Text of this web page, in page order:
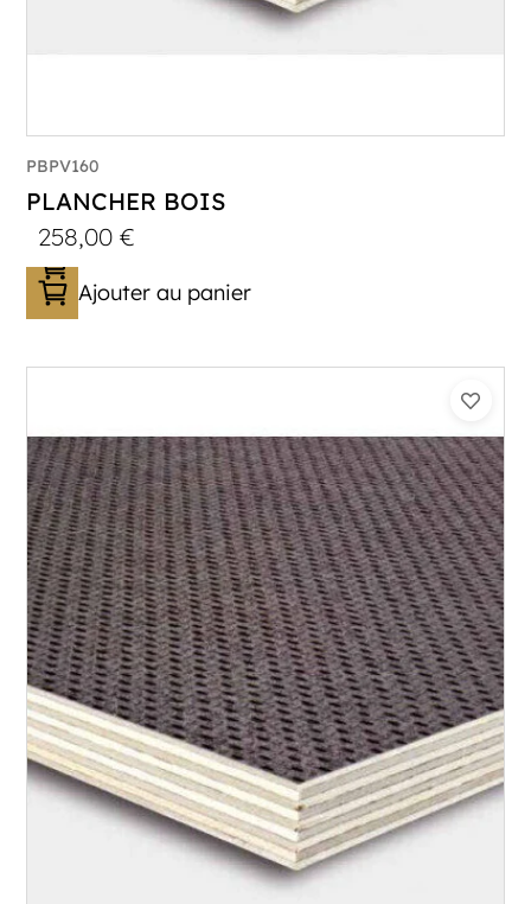
PBPV160
PLANCHER BOIS
258,00€
Ajouter au panier